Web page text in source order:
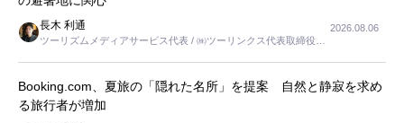
長木 利通
ツーリズムメディアサービス代表 / ㈱ツーリンクス代表取締役社
2026.08.06
Booking.com、夏旅の「隠れた名所」を提案 自然と静寂を求め
る旅行者が増加